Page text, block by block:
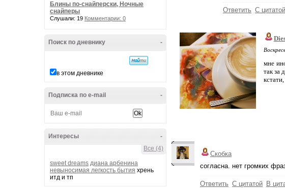
Блины по-снайперски, Ночные
снайперы
Слушали: 19 Комментарии: 0
-
Поиск по дневнику
в этом дневнике
-
Подписка по e-mail
-
Интересы
Все (4)
sweet dreams диана арбенина
невыносимая легкость бытия хрень
итд и тп
Ответить С цитатой
мне
так за
Скобка
согласна. нет громких
Ответить С цитатой В